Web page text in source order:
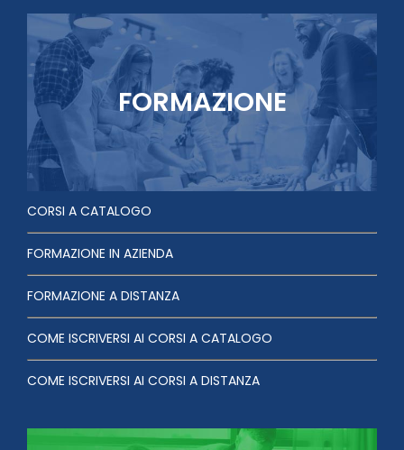
FORMAZIONE
CORSI A CATALOGO
FORMAZIONE IN AZIENDA
FORMAZIONE A DISTANZA
COME ISCRIVERSI AI CORSI A CATALOGO
COME ISCRIVERSI AI CORSI A DISTANZA